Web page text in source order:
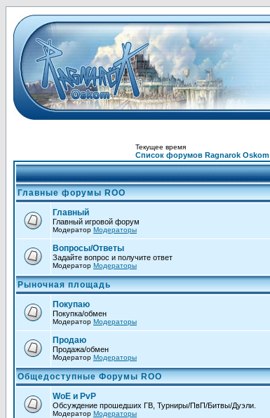
Текущее время
Список форумов Ragnarok Oskom
Главные форумы ROO
Главный
Главный игровой форум
Модератор Модераторы
Вопросы/Ответы
Задайте вопрос и получите ответ
Модератор Модераторы
Рыночная площадь
Покупаю
Покупка/обмен
Модератор Модераторы
Продаю
Продажа/обмен
Модератор Модераторы
Общедоступные Форумы ROO
WoE и PvP
Обсуждение прошедших ГВ, Турниры/ПвП/Битвы/Дуэли.
Модератор Модераторы